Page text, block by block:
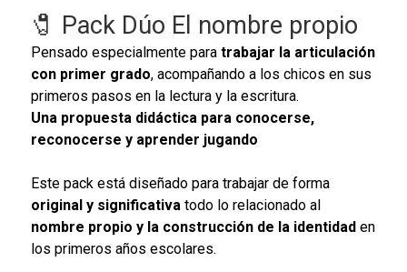
🧷 Pack Dúo El nombre propio
Pensado especialmente para trabajar la articulación
con primer grado, acompañando a los chicos en sus
primeros pasos en la lectura y la escritura.
Una propuesta didáctica para conocerse,
reconocerse y aprender jugando
Este pack está diseñado para trabajar de forma
original y significativatodo lo relacionado al
nombre propio y la construcción de la identidaden
los primeros años escolares.